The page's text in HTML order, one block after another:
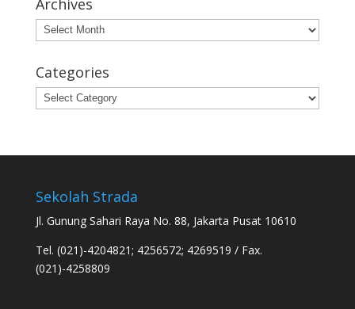
Archives
Categories
Categories
Sekolah Strada
Jl. Gunung Sahari Raya No. 88, Jakarta Pusat 10610
Tel. (021)-4204821; 4256572; 4269519 / Fax.
(021)-4258809